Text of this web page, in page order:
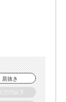
居抜き
万円以下